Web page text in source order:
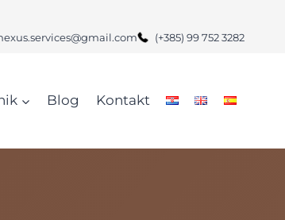
(+385) 99 752 3282
Blog Kontakt